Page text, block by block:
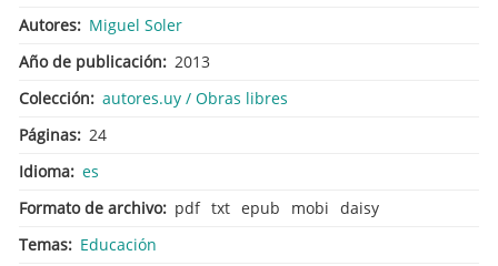
Autores
Miguel Soler
Año de publicación
2013
Colección
autores.uy / Obras libres
Páginas
24
Idioma es
Formato de archivo
pdf txt epub mobi daisy
Temas
Educación